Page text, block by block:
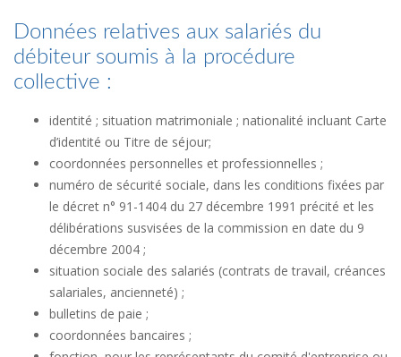
Données relatives aux salariés du
débiteur soumis à la procédure
collective :
identité ; situation matrimoniale ; nationalité incluant Carte
d’identité ou Titre de séjour;
coordonnées personnelles et professionnelles ;
numéro de sécurité sociale, dans les conditions fixées par
le décret n° 91-1404 du 27 décembre 1991 précité et les
délibérations susvisées de la commission en date du 9
décembre 2004 ;
situation sociale des salariés (contrats de travail, créances
salariales, ancienneté) ;
bulletins de paie ;
coordonnées bancaires ;